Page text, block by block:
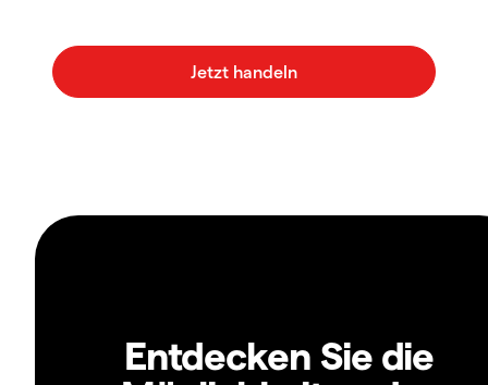
Entdecken Sie die